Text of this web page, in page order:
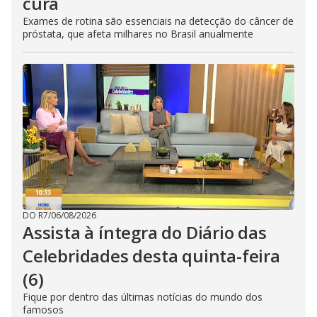
Exames de rotina são essenciais na detecção do câncer de
próstata, que afeta milhares no Brasil anualmente
DO R7/06/08/2026
Assista à íntegra do Diário das
Celebridades desta quinta-feira
(6)
Fique por dentro das últimas notícias do mundo dos
famosos